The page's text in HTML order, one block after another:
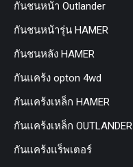
กันชนหน้า Outlander
กันชนหน้ารุ่น HAMER
กันชนหลัง HAMER
กันแคร้ง opton 4wd
กันแคร้งเหล็ก HAMER
กันแคร้งเหล็ก OUTLANDER
กันแคร้งแร็พเตอร์